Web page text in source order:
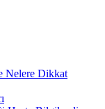
Nelere Dikkat